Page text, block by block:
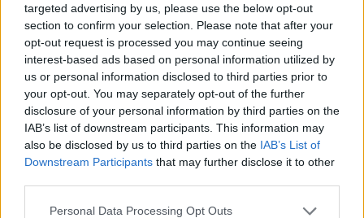
targeted advertising by us, please use the below opt-out
section to confirm your selection. Please note that after your
opt-out request is processed you may continue seeing
interest-based ads based on personal information utilized by
us or personal information disclosed to third parties prior to
your opt-out. You may separately opt-out of the further
disclosure of your personal information by third parties on the
IAB’s list of downstream participants. This information may
also be disclosed by us to third parties on the IAB’s List of
Downstream Participants that may further disclose it to other
Personal Data Processing Opt Outs